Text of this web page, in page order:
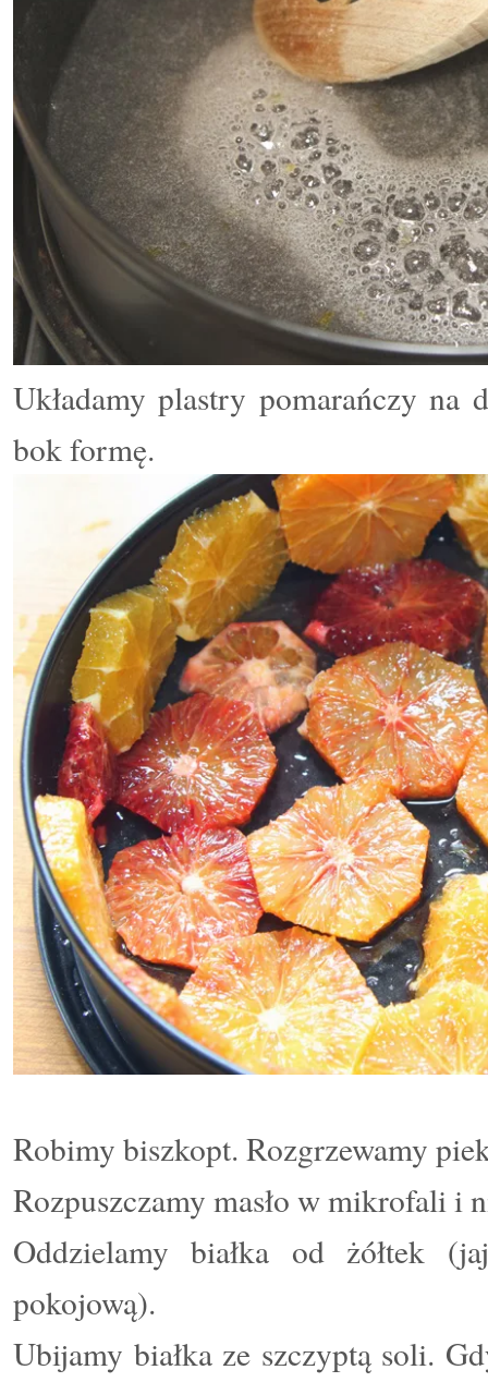
Układamy plastry pomarańczy na
bok formę.
Robimy biszkopt. Rozgrzewamy
Rozpuszczamy masło w mikrofali i
Oddzielamy białka od żółtek
pokojową).
Ubijamy białka ze szczyptą soli.